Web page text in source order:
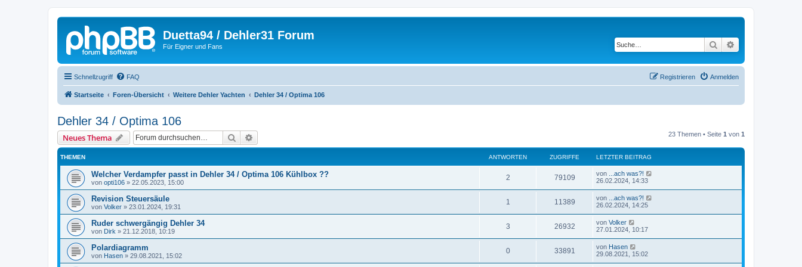
Duetta94 / Dehler31 Forum
Für Eigner und Fans Suche
Schnellzugriff FAQ Anmelden
Registrieren
Startseite Foren-Übersicht Weitere Dehler Yachten Dehler 34 / Optima 106
Dehler 34 / Optima 106
Neues Thema Suche 23 Themen • Seite 1 von 1
THEMEN ANTWORTEN ZUGRIFFE LETZTER BEITRAG
Welcher Verdampfer passt in Dehler 34 / Optima 106 Kühlbox ??
von opti106 » 22.05.2023, 15:00
2A
n
w
o
r
79109Z
u
r
i
f
L
e
t
e
r
B
e
i
t
r
a
g
von
...ach was?!
26.02.2024, 14:33
Revision Steuersäule
von Volker » 23.01.2024, 19:31
1
n
w
o
11389Z
u
i
L
e
t
e
r
B
e
i
von
...ach was?!
26.02.2024, 14:25
Ruder schwergängig Dehler 34
von Dirk » 21.12.2018, 10:19
3A
n
26932Z
u
L
e
t
e
r
von Volker
27.01.2024, 10:17
Polardiagramm
von Hasen » 29.08.2021, 15:02
0A
33891
L
e
von Hasen
29.08.2021, 15:02